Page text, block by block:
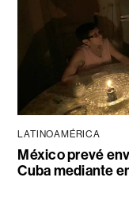
LATINOAMÉRICA
México prevé
Cuba mediante